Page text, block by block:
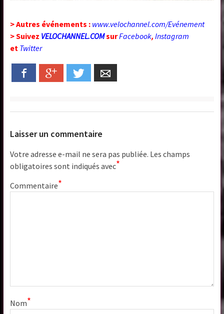
> Autres événements : www.velochannel.com/Evénement
> Suivez VELOCHANNEL.COMsurFacebook,Instagram
et Twitter
Facebook Google+ Twitter
Laisser un commentaire
Votre adresse e-mail ne sera pas publiée. Les champs
obligatoires sont indiqués avec*
Commentaire*
Nom*